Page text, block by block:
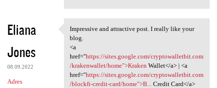
Eliana
Jones
08.09.2022
Adres
Impressive and attractive
Impressive and attractive post. I really like your
blog.
<a
href="https://sites.google.com/cryptowalletbit.com
/krakenwallet/home">Kraken Wallet</a> | <a
href="https://sites.google.com/cryptowalletbit.com
/blockfi-credit-card/home">B...
Credit Card</a>